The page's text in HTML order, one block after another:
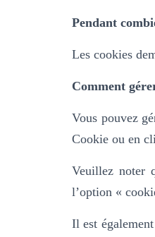
Pendant
Les cookies
Comment
Vous pouvez
Cookie ou en
Veuillez noter
l’option «
Il est